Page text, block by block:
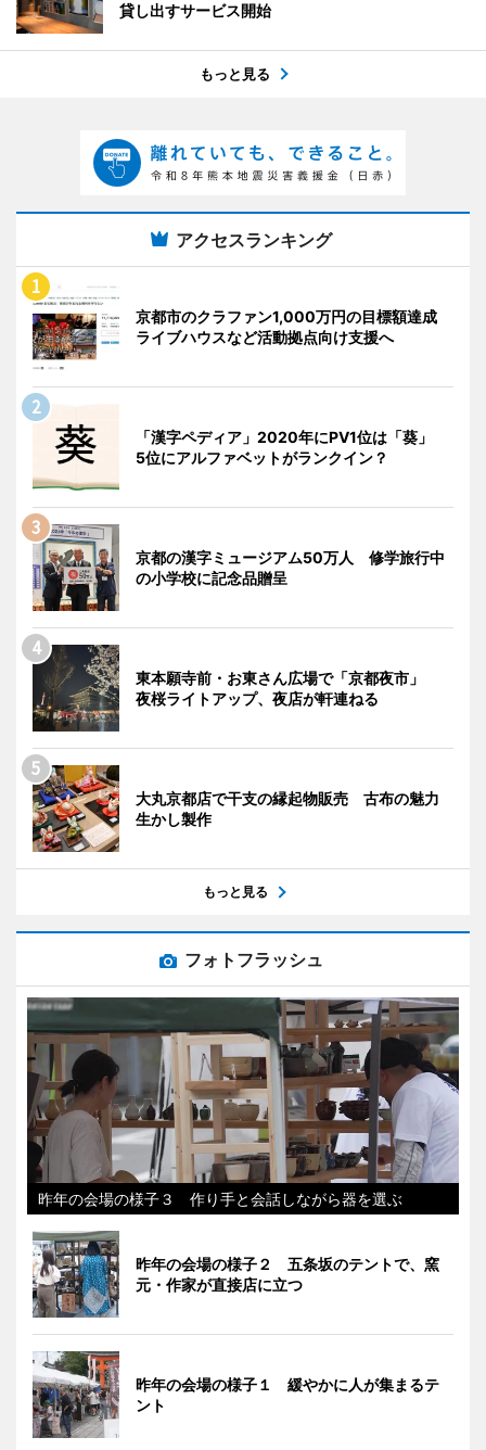
貸し出すサービス開始
もっと見る
アクセスランキング
京都市のクラファン1,000万円の目標額達成
ライブハウスなど活動拠点向け支援へ
「漢字ペディア」2020年にPV1位は「葵」
5位にアルファベットがランクイン？
京都の漢字ミュージアム50万人 修学旅行中
の小学校に記念品贈呈
東本願寺前・お東さん広場で「京都夜市」
夜桜ライトアップ、夜店が軒連ねる
大丸京都店で干支の縁起物販売 古布の魅力
生かし製作
もっと見る
フォトフラッシュ
昨年の会場の様子３ 作り手と会話しながら器を選ぶ
昨年の会場の様子２ 五条坂のテントで、窯
元・作家が直接店に立つ
昨年の会場の様子１ 緩やかに人が集まるテ
ント